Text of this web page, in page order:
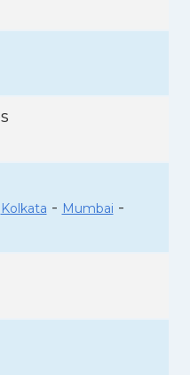
Kolkata - Mumbai -